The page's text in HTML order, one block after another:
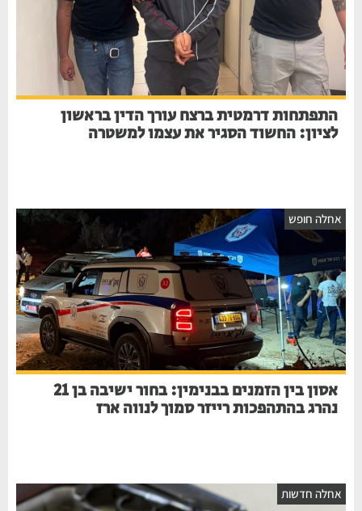
התפתחות דרמטית ברצח עורך הדין בראשון
לציון: החשוד הסגיר את עצמו למשטרה
חופש
אסון בין הזמנים בבנימין: בחור ישיבה בן 21
נהרג בהתהפכות רייזר סמוך לנווה ארז
חדשות